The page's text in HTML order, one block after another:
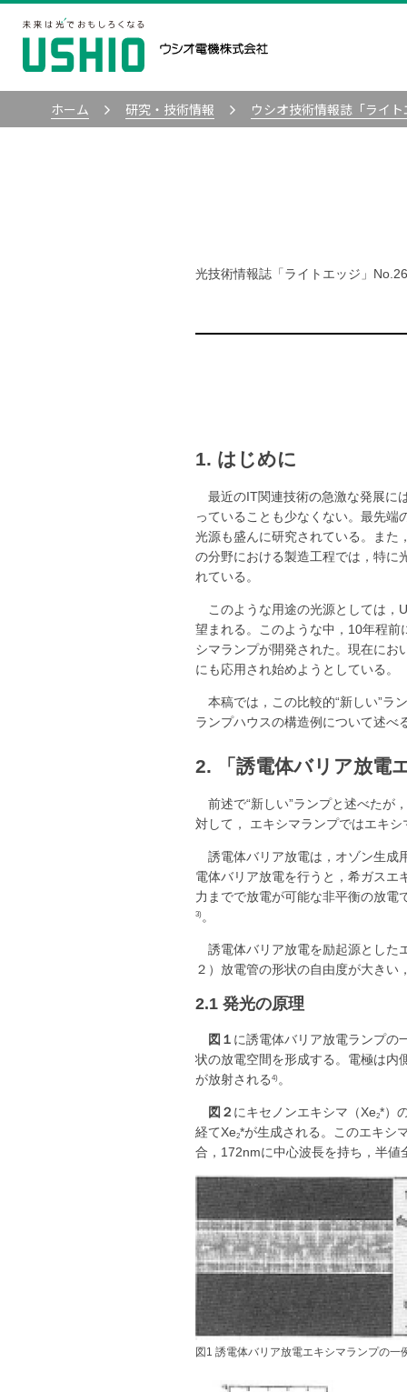
ホーム 研究・技術情報 ウシオ技術情報誌「ライ
光技術情報誌「ライトエッジ」
1. はじめに
最近のIT関連技術の急激な発展に
っていることも少なくない。最先
光源も盛んに研究されている。また
の分野における製造工程では，特に
れている。
このような用途の光源としては，
望まれる。このような中，10年程
シマランプが開発された。現在にお
にも応用され始めようとしている。
本稿では，この比較的“新しい”ラ
ランプハウスの構造例について述べ
2. 「誘電体バリア放電
前述で“新しい”ランプと述べたが
対して， エキシマランプではエキ
誘電体バリア放電は，オゾン生成
電体バリア放電を行うと，希ガスエ
力までで放電が可能な非平衡の放電
3) 。
誘電体バリア放電を励起源とした
２）放電管の形状の自由度が大き
2.1 発光の原理
図１ に誘電体バリア放電ランプの
状の放電空間を形成する。電極は内
が放射される 4) 。
図２ にキセノンエキシマ（Xe2*）
経てXe2*が生成される。このエキシ
合，172nmに中心波長を持ち，半
図1 誘電体バリア放電エキシマランプの一